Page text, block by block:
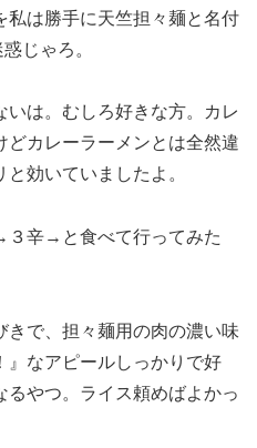
私は勝手に天竺担々麺と名付
じゃろ。
いは。むしろ好きな方。カレ
どカレーラーメンとは全然違
効いていましたよ。
３辛→と食べて行ってみた
きで、担々麺用の肉の濃い味
』なアピールしっかりで好
るやつ。ライス頼めばよかっ